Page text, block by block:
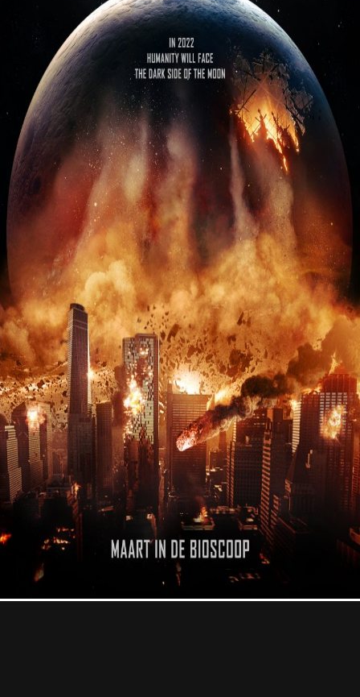
Releaselijst
Over KFD
Professional
Contact